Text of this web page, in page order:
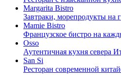
Margarita Bistro
Завтраки, морепродукты на
Mamie Bistro
Французское бистро на
Osso
Аутентичная кухня севера
San Si
Ресторан современной